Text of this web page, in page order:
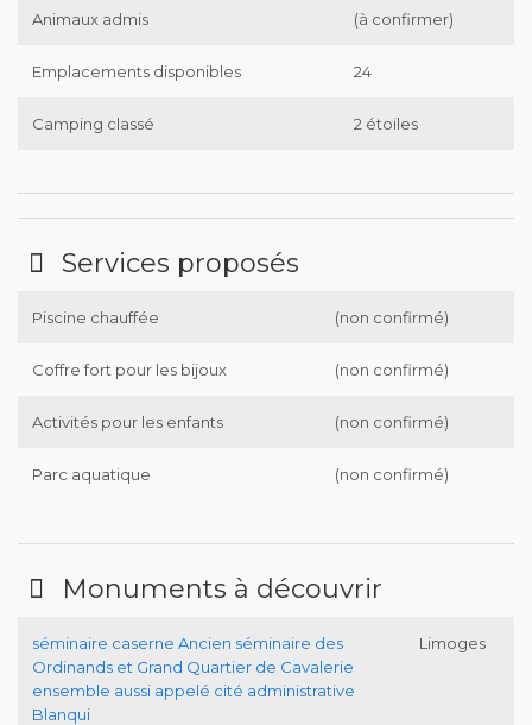
Animaux admis (à confirmer)
Emplacements disponibles 24
Camping classé 2 étoiles
Services proposés
Piscine chauffée (non confirmé)
Coffre fort pour les bijoux (non confirmé)
Activités pour les enfants (non confirmé)
Parc aquatique (non confirmé)
Monuments à découvrir
séminaire caserne Ancien séminaire des
Ordinands et Grand Quartier de Cavalerie
ensemble aussi appelé cité administrative
Blanqui
Limoges